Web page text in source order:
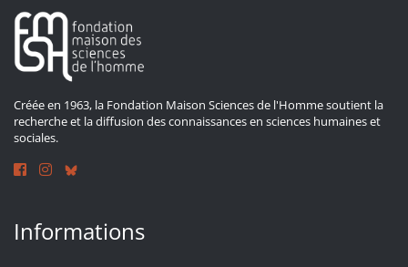
Créée en 1963, la Fondation Maison Sciences de l'Homme soutient la
recherche et la diffusion des connaissances en sciences humaines et
sociales.
Informations